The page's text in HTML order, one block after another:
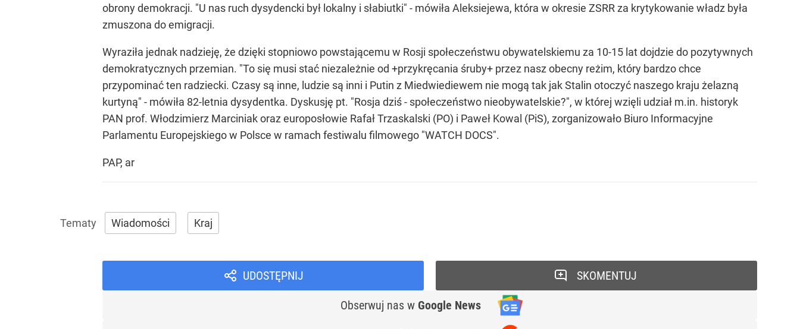
obrony demokracji. "U nas ruch dysydencki był lokalny i słabiutki" - mówiła Aleksiejewa, która w okresie ZSRR za krytykowanie władz była
zmuszona do emigracji.
Wyraziła jednak nadzieję, że dzięki stopniowo powstającemu w Rosji społeczeństwu obywatelskiemu za 10-15 lat dojdzie do pozytywnych
demokratycznych przemian. "To się musi stać niezależnie od +przykręcania śruby+ przez nasz obecny reżim, który bardzo chce
przypominać ten radziecki. Czasy są inne, ludzie są inni i Putin z Miedwiediewem nie mogą tak jak Stalin otoczyć naszego kraju żelazną
kurtyną" - mówiła 82-letnia dysydentka. Dyskusję pt. "Rosja dziś - społeczeństwo nieobywatelskie?", w której wzięli udział m.in. historyk
PAN prof. Włodzimierz Marciniak oraz europosłowie Rafał Trzaskalski (PO) i Paweł Kowal (PiS), zorganizowało Biuro Informacyjne
Parlamentu Europejskiego w Polsce w ramach festiwalu filmowego "WATCH DOCS".
PAP, ar
Wiadomości Kraj
UDOSTĘPNIJ
Obserwuj nas w Google News
SKOMENTUJ